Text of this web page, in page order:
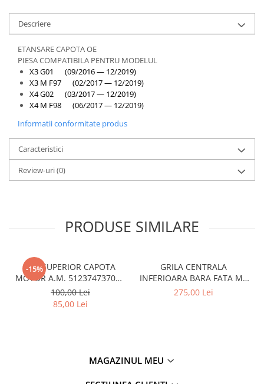
Capota spate
Carenaj roata
Deflector aer
Elemente caroserie
Inchidere aripa
Oglindă
Overfender aripa
Panou acoperire trigger
Plafon
Praguri
Suport far
Suport radiator
Descriere
ETANSARE CAPOTA OE
PIESA COMPATIBILA PENTRU MODELUL
X3 G01 (09/2016 — 12/2019)
X3 M F97 (02/2017 — 12/2019)
X4 G02 (03/2017 — 12/2019)
X4 M F98 (06/2017 — 12/2019)
Informatii conformitate produs
Caracteristici
Review-uri(0)
PRODUSE SIMILARE
-15%
CUI SUPERIOR CAPOTA
MOTOR A.M. 51237473707 -
BMW SERIES 3 (G20/G21)
100,00 Lei
85,00 Lei
GRILA CENTRALA
INFERIOARA BARA FATA M -
MODEL CU ACC - O.E.
275,00 Lei
MAGAZINUL MEU